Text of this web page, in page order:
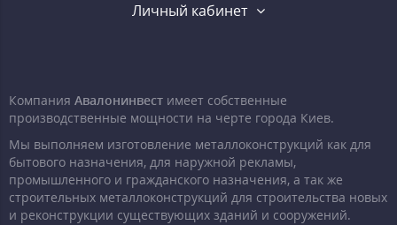
Личный кабинет
Компания Авалонинвест имеет собственные
производственные мощности на черте города Киев.
Мы выполняем изготовление металлоконструкций как для
бытового назначения, для наружной рекламы,
промышленного и гражданского назначения, а так же
строительных металлоконструкций для строительства новых
и реконструкции существующих зданий и сооружений.